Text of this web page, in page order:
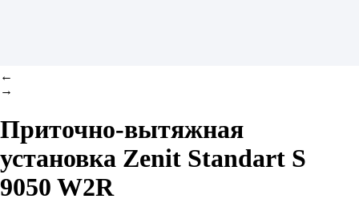
←
→
Приточно-вытяжная
установка Zenit Standart S
9050 W2R